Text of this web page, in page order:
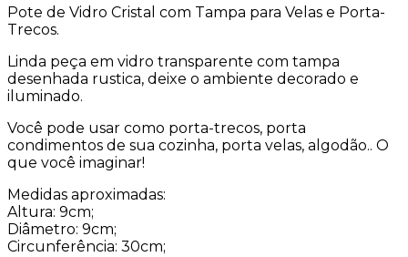
Pote de Vidro Cristal com Tampa para Velas e Porta-
Trecos.
Linda peça em vidro transparente com tampa
desenhada rustica, deixe o ambiente decorado e
iluminado.
Você pode usar como porta-trecos, porta
condimentos de sua cozinha, porta velas, algodão.. O
que você imaginar!
Medidas aproximadas:
Altura: 9cm;
Diâmetro: 9cm;
Circunferência: 30cm;